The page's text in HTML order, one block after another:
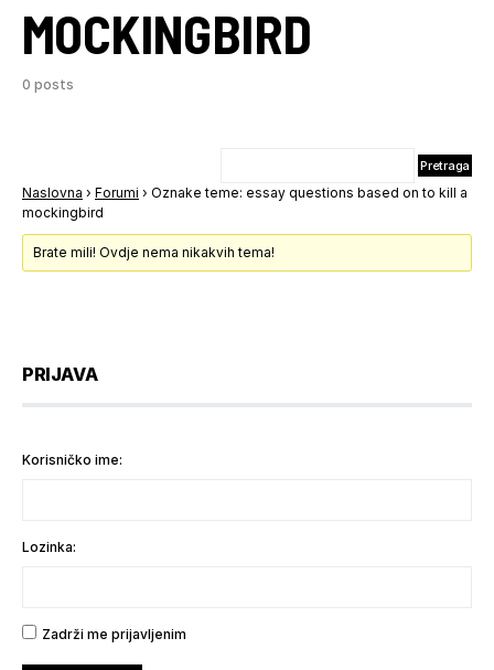
MOCKINGBIRD
0 posts
Naslovna › Forumi › Oznake teme: essay questions based on to kill a
mockingbird
Brate mili! Ovdje nema nikakvih tema!
PRIJAVA
Korisničko ime:
Lozinka:
Zadrži me prijavljenim